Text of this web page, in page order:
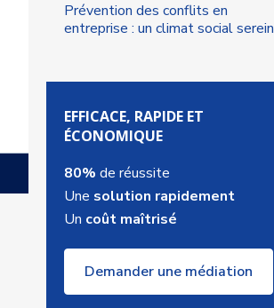
Prévention des conflits en
entreprise : un climat social serein
EFFICACE, RAPIDE ET
ÉCONOMIQUE
80% de réussite
Une solution rapidement
Un coût maîtrisé
Demander une médiation